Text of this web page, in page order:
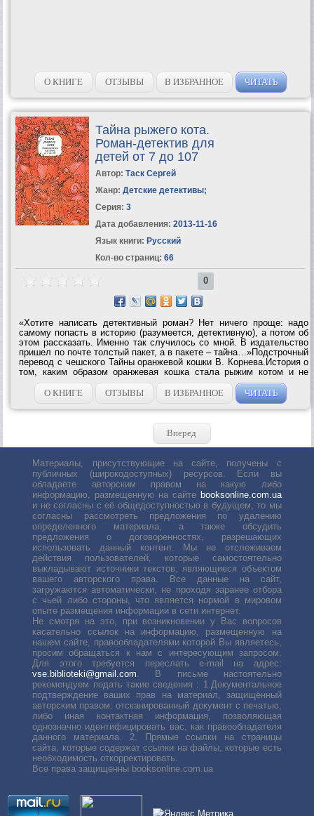
О КНИГЕ ОТЗЫВЫ В ИЗБРАННОЕ ЧИТАТЬ
Тайна рыжего кота.
Роман-детектив для
детей от 7 до 107
Автор: Таск Сергей
Жанр: Детские детективы;
Серия: 3
Дата добавления: 2013-11-16
Язык книги: Русский
Кол-во страниц: 66
0
«Хотите написать детективный роман? Нет ничего проще: надо
самому попасть в историю (разумеется, детективную), а потом об
этом рассказать. Именно так случилось со мной. В издательство
пришел по почте толстый пакет, а в пакете – тайна…»Подстрочный
перевод с чешского Тайны оранжевой кошки В. Корнева.История о
том, каким образом оранжевая кошка стала рыжим котом и не
только… Эта современная сказка – необычная совместная
работа...О КНИГЕ ОТЗЫВЫ В ИЗБРАННОЕ ЧИТАТЬ
Вперед
Материалы, присутствующие на сайте, получены с
публичных (широкодоступных) ресурсов. Если вы
обладаете авторским правом на какую либо
информацию, размещенную на сайте booksonline.com.ua
и не согласны с её общедоступностью в будущем, то мы
согласны рассмотреть предложения по удалению
определенного материала, а также обсудить
предложения о договоренностях, разрешающих
использовать данный контент. Мы не отслеживаем
действия пользователей, которые самостоятельно
выкладывают источники текстов, являющиеся объектом
вашего авторского права. Все данные на сайт,
загружаются автоматически, не проходя заранее отбора
с чьей либо стороны, что является нормой в мировом
опыте размещения информации в сети интернет.
Не смотря на это, при возникновении у Вас вопросов
касательно ссылок на информацию, размещенную на
нашем сайте, правообладателями которой Вы являетесь,
просим обращаться к нам с интересующим запросом.
Для этого требуется переслать е-mail на адрес:
vse.biblioteki@gmail.com . В письме настоятельно
рекомендуем подать такие сведения : 1.Документальное
подтверждение ваших прав на материал, защищённый
авторским правом: отсканированный документ с печатью,
либо иная контактная информация, позволяющая
однозначно идентифицировать вас, как правообладателя
данного материала. 2. Прямые ссылки на страницы
сайта, которые содержат ссылки на файлы, которые есть
необходимость откорректировать.
Все права защищенны booksonline.com.ua